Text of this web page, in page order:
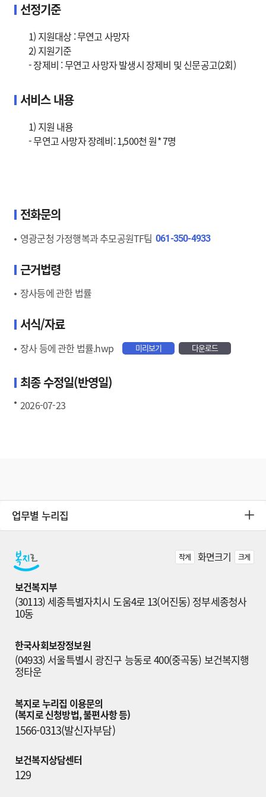
선정기준
1) 지원대상 : 무연고 사망자
2) 지원기준
- 장제비 : 무연고 사망자 발생시 장제비 및 신문공고(2회)
서비스 내용
1) 지원 내용
- 무연고 사망자 장례비: 1,500천 원* 7명
전화문의
영광군청 가정행복과 추모공원TF팀 061-350-4933
근거법령
장사등에 관한 법률
서식/자료
장사 등에 관한 법률.hwp 미리보기 다운로드
최종 수정일(반영일)
2026-07-23
업무별 누리집
작게 화면크기 크게
보건복지부
(30113) 세종특별자치시 도움4로 13(어진동) 정부세종청사
10동
한국사회보장정보원
(04933) 서울특별시 광진구 능동로 400(중곡동) 보건복지행
정타운
복지로 누리집 이용문의
(복지로 신청방법, 불편사항 등)
1566-0313(발신자부담)
보건복지상담센터
129